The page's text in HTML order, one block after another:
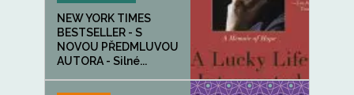
NEW YORK TIMES
BESTSELLER - S
NOVOU PŘEDMLUVOU
AUTORA - Silné...